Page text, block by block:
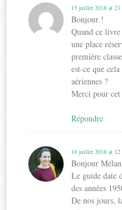
15 juillet 2018 at
Bonjour !
Quand ce
une place
première
est-ce que
aériennes ?
Merci pour
Répondre
16 juillet 2018 at
Bonjour
Le guide date
des années
De nos jours,